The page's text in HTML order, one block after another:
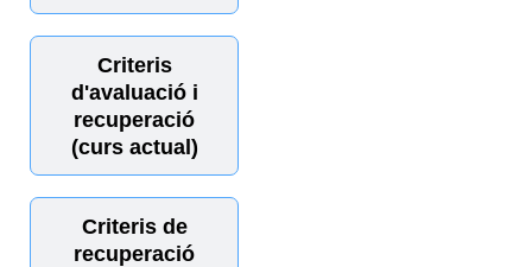
Criteris
d'avaluació i
recuperació
(curs actual)
Criteris de
recuperació